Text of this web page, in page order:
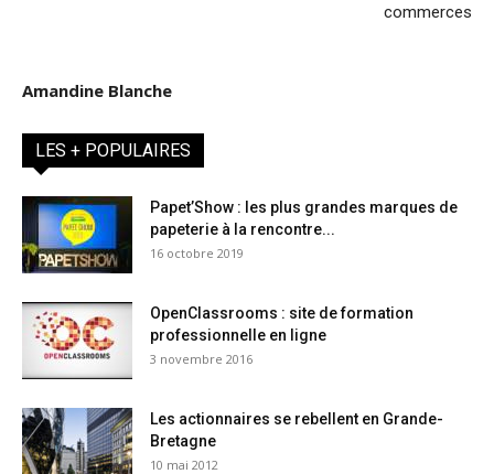
commerces
Amandine Blanche
LES + POPULAIRES
Papet’Show : les plus grandes marques de
papeterie à la rencontre...
16 octobre 2019
OpenClassrooms : site de formation
professionnelle en ligne
3 novembre 2016
Les actionnaires se rebellent en Grande-
Bretagne
10 mai 2012